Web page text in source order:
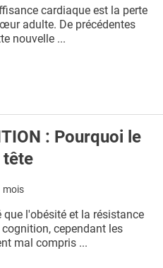
cardiaque est la perte
adulte. De précédentes
nouvelle ...
: Pourquoi le
tête
mois
l'obésité et la résistance
cependant les
mal compris ...